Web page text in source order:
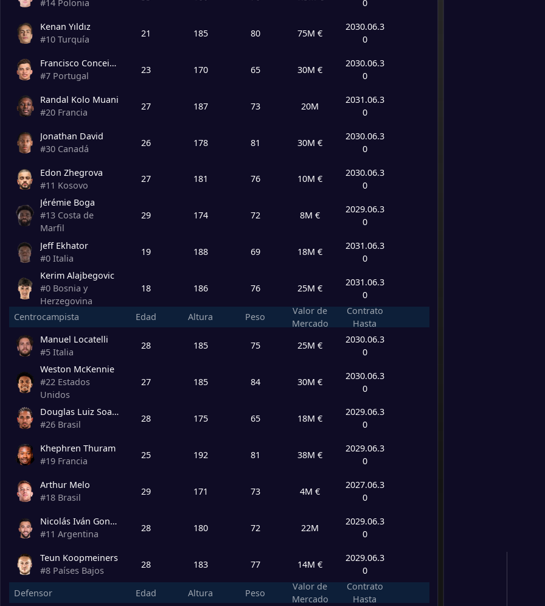
18
Venezia /0
19 Frosinone /0
20 Monza /0
#14 Polonia
0
Kenan Yıldız
#10 Turquía
21 185 80 75M €
2030.06.3
0
Francisco Conceicao
#7 Portugal
23 170 65 30M €
2030.06.3
0
Randal Kolo Muani
#20 Francia
27 187 73 20M
2031.06.3
0
Jonathan David
#30 Canadá
26 178 81 30M €
2030.06.3
0
Edon Zhegrova
#11 Kosovo
27 181 76 10M €
2030.06.3
0
Jérémie Boga
#13 Costa de
Marfil
29 174 72 8M €
2029.06.3
0
Jeff Ekhator
#0 Italia
19 188 69 18M €
2031.06.3
0
Kerim Alajbegovic
#0 Bosnia y
Herzegovina
18 186 76 25M €
2031.06.3
0
Centrocampista
Edad Altura Peso
Valor de
Mercado
Contrato
Hasta
Manuel Locatelli
#5 Italia
28 185 75 25M €
2030.06.3
0
Weston McKennie
#22 Estados
Unidos
27 185 84 30M €
2030.06.3
0
Douglas Luiz Soares
#26 Brasil
28 175 65 18M €
2029.06.3
0
Khephren Thuram
#19 Francia
25 192 81 38M €
2029.06.3
0
Arthur Melo
#18 Brasil
29 171 73 4M €
2027.06.3
0
Nicolás Iván Gonzalez
#11 Argentina
28 180 72 22M
2029.06.3
0
Teun Koopmeiners
#8 Países Bajos
28 183 77 14M €
2029.06.3
0
Defensor
Edad Altura Peso
Valor de
Mercado
Contrato
Hasta